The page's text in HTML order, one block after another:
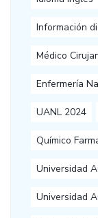
Información
Médico
Enfermería
UANL 2024
Químico
Universidad
Universidad